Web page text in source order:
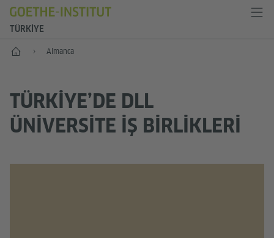
TÜRKIYE
Anasayfa Almanca
TÜRKIYE’DE DLL
ÜNIVERSITE İŞ BIRLIKLERI